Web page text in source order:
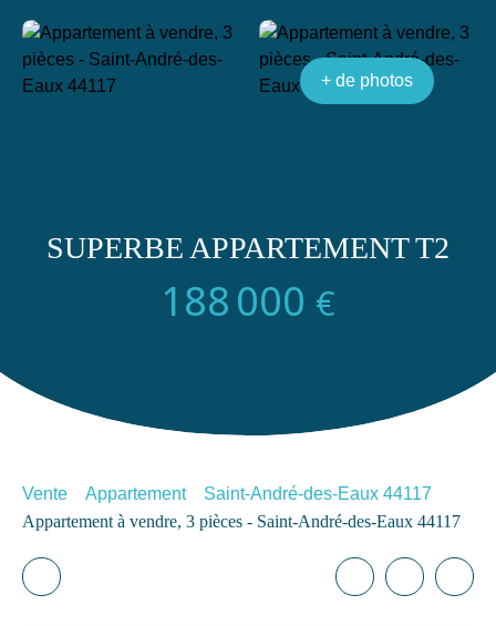
+ de photos
SUPERBE APPARTEMENT T2
188 000 €
Vente Appartement
Saint-André-des-Eaux 44117
Appartement à vendre, 3 pièces - Saint-André-des-Eaux 44117